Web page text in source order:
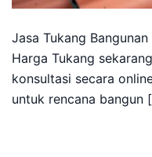
Jasa Tukang
Harga Tukang
konsultasi secara
untuk rencana bangun